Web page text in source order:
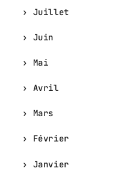
Juillet
Juin
Mai
Avril
Mars
Février
Janvier